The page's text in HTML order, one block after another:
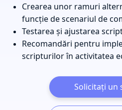
Crearea unor ramuri
funcție de scenariul de
Testarea și ajustarea
Recomandări pentru
scripturilor în activitatea
Solicitați un